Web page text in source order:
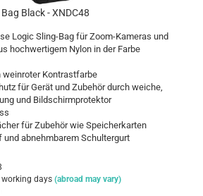
Black - XNDC48
Logic Sling-Bag für Zoom-Kameras und
hochwertigem Nylon in der Farbe
weinroter Kontrastfarbe
für Gerät und Zubehör durch weiche,
und Bildschirmprotektor
für Zubehör wie Speicherkarten
und abnehmbarem Schultergurt
working days (abroad may vary)